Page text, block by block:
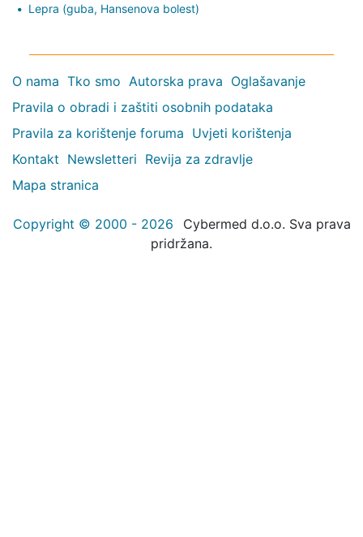
Lepra (guba, Hansenova bolest)
O nama Tko smo Autorska prava Oglašavanje
Pravila o obradi i zaštiti osobnih podataka
Pravila za korištenje foruma Uvjeti korištenja
Kontakt Newsletteri Revija za zdravlje
Mapa stranica
Copyright © 2000 - 2026
Cybermed d.o.o. Sva prava
pridržana.